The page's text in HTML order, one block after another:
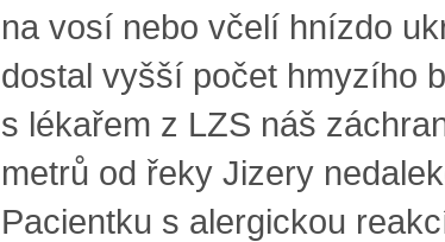
na vosí nebo včelí hnízdo
dostal vyšší počet hmyzího
s lékařem z LZS náš
metrů od řeky Jizery
Pacientku s alergickou